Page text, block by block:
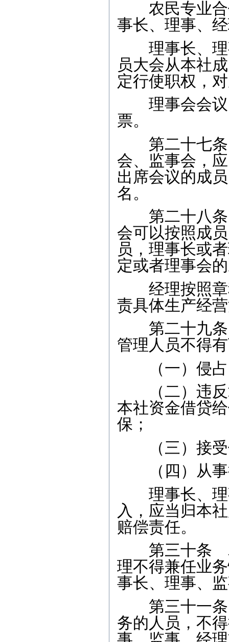
农民专业合
事长、理事、
理事长、理
员大会从本社
定行使职权，
理事会会议
票。
第二十七条
会、监事会，
出席会议的成
名。
第二十八条
会可以按照成
员，理事长或
定或者理事会
经理按照章
责具体生产经
第二十九条
管理人员不得
（一）侵占
（二）违反
本社资金借贷
保；
（三）接受
（四）从事
理事长、理
入，应当归本
赔偿责任。
第三十条 农
理不得兼任业
事长、理事、
第三十一条
务的人员，不